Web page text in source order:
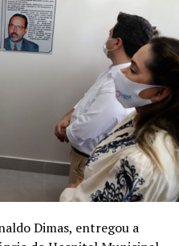
Dimas, entregou a